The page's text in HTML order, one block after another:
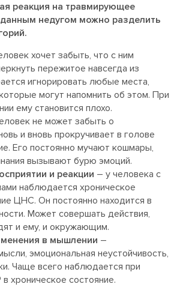
реакция на травмирующее
недугом можно разделить
хочет забыть, что с ним
пережитое навсегда из
игнорировать любые места,
могут напомнить об этом. При
ему становится плохо.
не может забыть о
и вновь прокручивает в голове
Его постоянно мучают кошмары,
вызывают бурю эмоций.
и реакции – у человека с
наблюдается хроническое
ЦНС. Он постоянно находится в
Может совершать действия,
и ему, и окружающим.
в мышлении –
эмоциональная неустойчивость,
Чаще всего наблюдается при
хроническое состояние.